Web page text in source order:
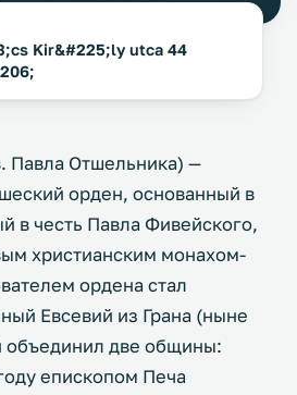
Kir&#225;ly utca 44
Павла Отшельника) —
орден, основанный в
в честь Павла Фивейского,
христианским монахом-
ордена стал
Евсевий из Грана (ныне
объединил две общины:
епископом Печа